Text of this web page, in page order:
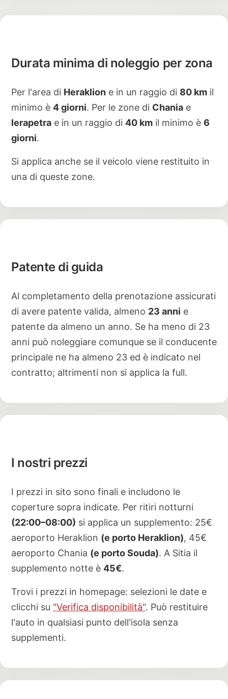
Durata minima di noleggio per zona
Per l'area di Heraklion e in un raggio di 80 km il
minimo è 4 giorni. Per le zone di Chania e
Ierapetra e in un raggio di 40 km il minimo è 6
giorni.
Si applica anche se il veicolo viene restituito in
una di queste zone.
Patente di guida
Al completamento della prenotazione assicurati
di avere patente valida, almeno 23 anni e
patente da almeno un anno. Se ha meno di 23
anni può noleggiare comunque se il conducente
principale ne ha almeno 23 ed è indicato nel
contratto; altrimenti non si applica la full.
I nostri prezzi
I prezzi in sito sono finali e includono le
coperture sopra indicate. Per ritiri notturni
(22:00–08:00) si applica un supplemento: 25€
aeroporto Heraklion (e porto Heraklion), 45€
aeroporto Chania (e porto Souda). A Sitia il
supplemento notte è 45€.
Trovi i prezzi in homepage: selezioni le date e
clicchi su "Verifica disponibilità". Può restituire
l'auto in qualsiasi punto dell'isola senza
supplementi.